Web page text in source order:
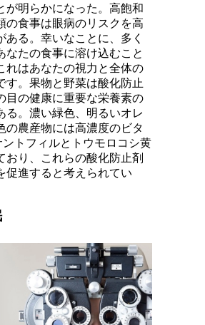
が明らかになった。高飽和
の食事は眼病のリスクを高
ある。幸いなことに、多く
なたの食事に溶け込むこと
れはあなたの視力と全体の
す。果物と野菜は酸化防止
目の健康に重要な栄養素の
る。濃い緑色、明るいオレ
の農産物には高濃度のビタ
ントフィルとトウモロコシ黄
おり、これらの酸化防止剤
促進すると考えられてい